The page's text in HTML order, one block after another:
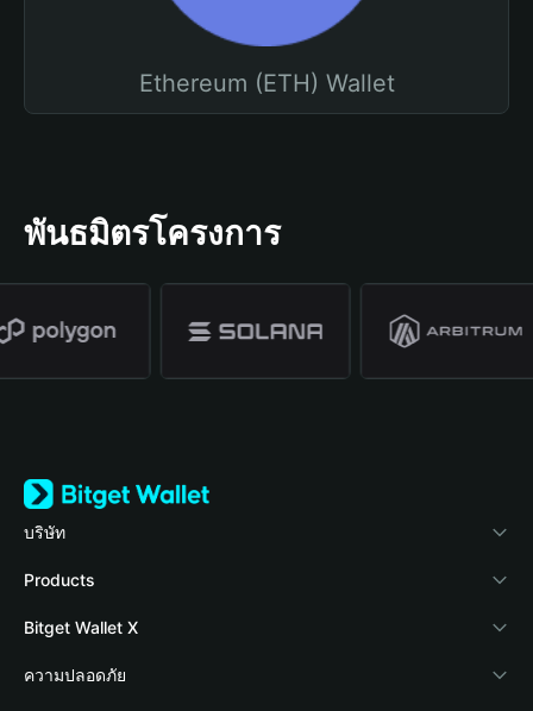
Ethereum (ETH) Wallet
พันธมิตรโครงการ
บริษัท
เกี่ยวกับ Bitget Wallet
Blog
Academy
Products
Crypto Card
Stablecoin Earn
Bitget Wallet X
นักพัฒนา
ความปลอดภัย